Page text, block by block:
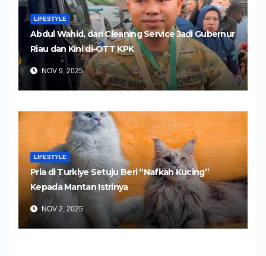
LIFESTYLE
Abdul Wahid, dari Cleaning Service Jadi Gubernur
Riau dan Kini di-OTT KPK
NOV 9, 2025
LIFESTYLE
Pria di Turkiye Setuju Beri “Nafkah Kucing”
Kepada Mantan Istrinya
NOV 2, 2025